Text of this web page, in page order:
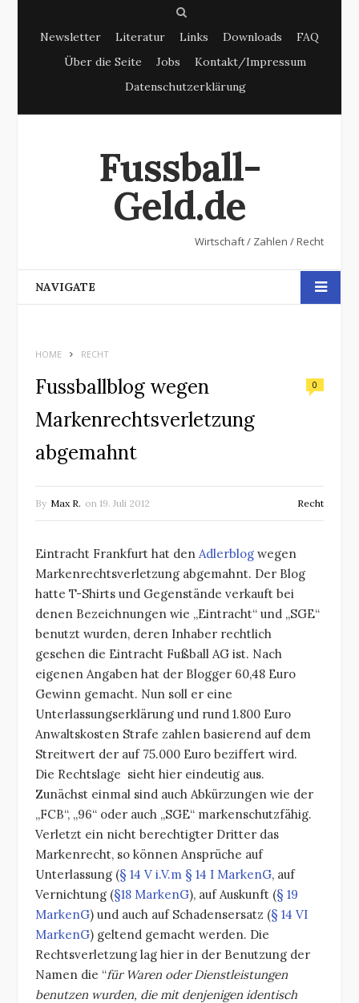
e
r
Newsletter Literatur Links Downloads
FAQ
Über die Seite
Jobs
Kontakt/Impressum
Datenschutzerklärung
Fussball-
Geld.de
Wirtschaft / Zahlen / Recht
NAVIGATE
HOME RECHT
Fussballblog wegen
Markenrechtsverletzung
abgemahnt
0
By Max R. on 19. Juli 2012 Recht
Eintracht Frankfurt hat den Adlerblog wegen
Markenrechtsverletzung abgemahnt. Der Blog
hatte T-Shirts und Gegenstände verkauft bei
denen Bezeichnungen wie „Eintracht“ und „SGE“
benutzt wurden, deren Inhaber rechtlich
gesehen die Eintracht Fußball AG ist. Nach
eigenen Angaben hat der Blogger 60,48 Euro
Gewinn gemacht. Nun soll er eine
Unterlassungserklärung und rund 1.800 Euro
Anwaltskosten Strafe zahlen basierend auf dem
Streitwert der auf 75.000 Euro beziffert wird.
Die Rechtslage sieht hier eindeutig aus.
Zunächst einmal sind auch Abkürzungen wie der
„FCB“, „96“ oder auch „SGE“ markenschutzfähig.
Verletzt ein nicht berechtigter Dritter das
Markenrecht, so können Ansprüche auf
Unterlassung (§ 14 V i.V.m § 14 I MarkenG, auf
Vernichtung (§18 MarkenG), auf Auskunft (§ 19
MarkenG) und auch auf Schadensersatz (§ 14 VI
MarkenG) geltend gemacht werden. Die
Rechtsverletzung lag hier in der Benutzung der
Namen die “für Waren oder Dienstleistungen
benutzen wurden, die mit denjenigen identisch